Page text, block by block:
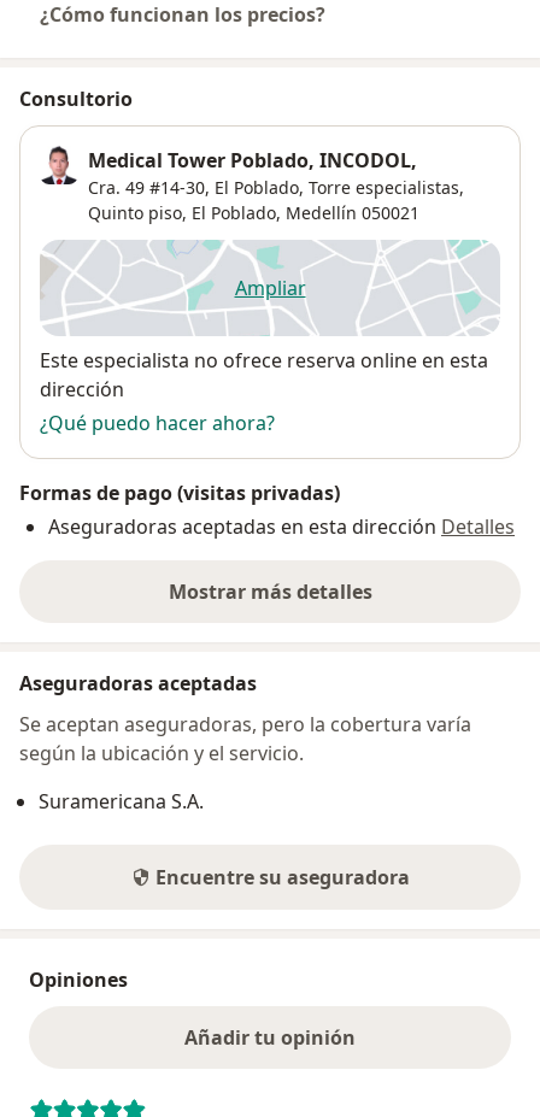
¿Cómo funcionan los precios?
Consultorio
Medical Tower Poblado, INCODOL,
Cra. 49 #14-30, El Poblado, Torre especialistas,
Quinto piso, El Poblado, Medellín 050021
Ampliarse abre en una nueva
Disponibilidad
Este especialista no ofrece reserva online en esta
dirección
¿Qué puedo hacer ahora?
Formas de pago (visitas privadas)
Aseguradoras aceptadas en esta dirección Detalles
Mostrar más detalles
sobre la dirección
Aseguradoras aceptadas
Se aceptan aseguradoras, pero la cobertura varía
según la ubicación y el servicio.
Suramericana S.A.
Encuentre su aseguradora
Opiniones
Añadir tu opinión